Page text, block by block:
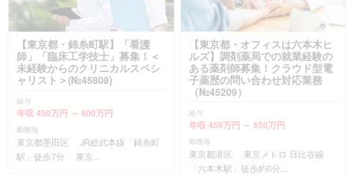
【東京都・錦糸町駅】「看護
師」「臨床工学技士」募集！＜
未経験からのクリニカルスペシ
ャリスト＞(№45808)
給与
年収 450万円 ～ 600万円
勤務地
東京都墨田区 JR総武本線「錦糸町
駅」徒歩7分 東京...
【東京都・オフィスは六本木ヒ
ルズ】調剤薬局での就業経験の
ある薬剤師募集！クラウド型電
子薬歴の問い合わせ対応業務
（№45209）
給与
年収 450万円 ～ 650万円
勤務地
東京都港区 東京メトロ 日比谷線
「六本木駅」徒歩約0分...